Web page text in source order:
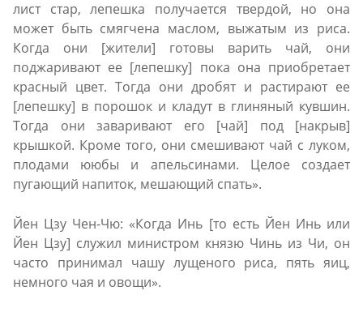
лист стар, лепешка получается твердой, но она
может быть смягчена маслом, выжатым из риса.
Когда они [жители] готовы варить чай, они
поджаривают ее [лепешку] пока она приобретает
красный цвет. Тогда они дробят и растирают ее
[лепешку] в порошок и кладут в глиняный кувшин.
Тогда они заваривают его [чай] под [накрыв]
крышкой. Кроме того, они смешивают чай с луком,
плодами ююбы и апельсинами. Целое создает
пугающий напиток, мешающий спать».
Йен Цзу Чен-Чю: «Когда Инь [то есть Йен Инь или
Йен Цзу] служил министром князю Чинь из Чи, он
часто принимал чашу лущеного риса, пять яиц,
немного чая и овощи».